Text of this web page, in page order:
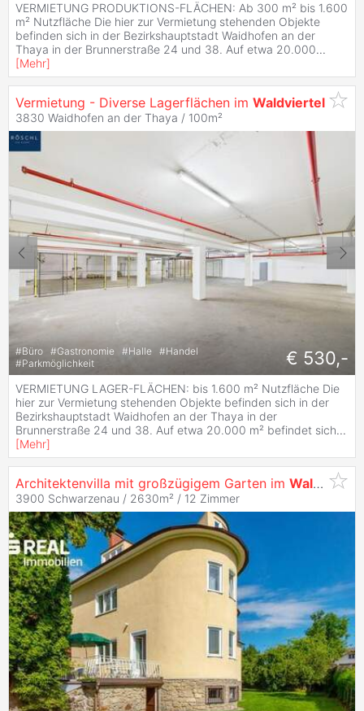
VERMIETUNG PRODUKTIONS-FLÄCHEN: Ab 300 m² bis 1.600
m² Nutzfläche Die hier zur Vermietung stehenden Objekte
befinden sich in der Bezirkshauptstadt Waidhofen an der
Thaya in der Brunnerstraße 24 und 38. Auf etwa 20.000...
[Mehr]
Vermietung - Diverse Lagerflächen im Waldviertel
3830 Waidhofen an der Thaya / 100m²
#Büro #Gastronomie #Halle #Handel
#Parkmöglichkeit € 530,-
VERMIETUNG LAGER-FLÄCHEN: bis 1.600 m² Nutzfläche Die
hier zur Vermietung stehenden Objekte befinden sich in der
Bezirkshauptstadt Waidhofen an der Thaya in der
Brunnerstraße 24 und 38. Auf etwa 20.000 m² befindet sich...
[Mehr]
Architektenvilla mit großzügigem Garten im Waldviertel
3900 Schwarzenau / 2630m² / 12 Zimmer